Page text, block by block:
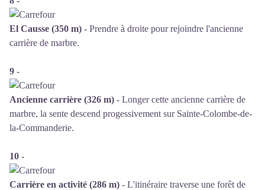
El Causse (350 m) - Prendre à droite pour rejoindre l'ancienne
carrière de marbre.
9 -
Ancienne carrière (326 m) - Longer cette ancienne carrière de
marbre, la sente descend progessivement sur Sainte-Colombe-de-
la-Commanderie.
10 -
Carrière en activité (286 m) - L'itinéraire traverse une forêt de